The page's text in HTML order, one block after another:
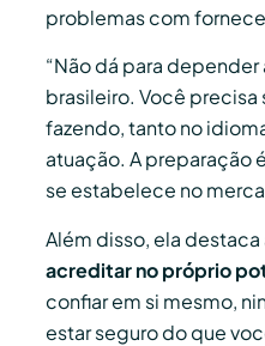
problemas com
“Não dá para
brasileiro. Você precisa
fazendo, tanto no
atuação. A preparação
se estabelece no
Além disso, ela destaca
acreditar no próprio
confiar em si mesmo,
estar seguro do que